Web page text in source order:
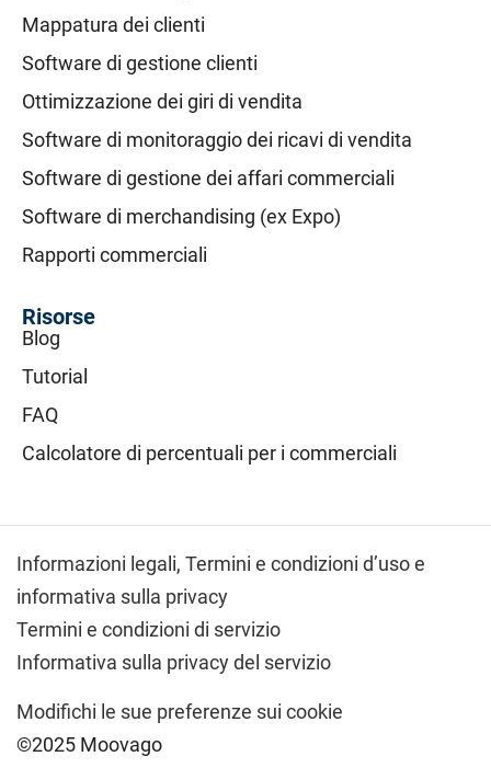
Mappatura dei clienti
Software di gestione clienti
Ottimizzazione dei giri di vendita
Software di monitoraggio dei ricavi di vendita
Software di gestione dei affari commerciali
Software di merchandising (ex Expo)
Rapporti commerciali
Risorse
Blog
Tutorial
FAQ
Calcolatore di percentuali per i commerciali
Informazioni legali, Termini e condizioni d’uso e
informativa sulla privacy
Termini e condizioni di servizio
Informativa sulla privacy del servizio
Modifichi le sue preferenze sui cookie
©2025 Moovago